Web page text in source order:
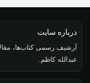
درباره سایت
آرشیف رسمی کتاب‌ها،
عبدالله کاظم.